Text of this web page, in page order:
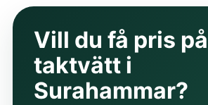
Vill du få pris på
taktvätt i
Surahammar?